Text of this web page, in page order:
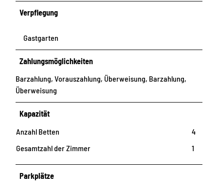
Verpflegung
Gastgarten
Zahlungsmöglichkeiten
Barzahlung, Vorauszahlung, Überweisung, Barzahlung,
Überweisung
Kapazität
Anzahl Betten
4
Gesamtzahl der Zimmer
1
Parkplätze